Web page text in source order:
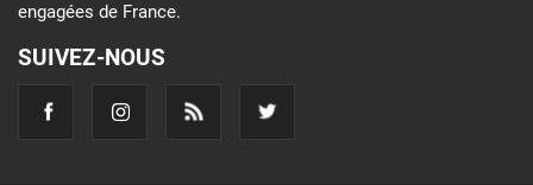
engagées de France.
SUIVEZ-NOUS